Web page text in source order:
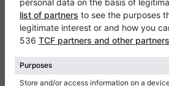
Klaviano
Kontakt
Om oss